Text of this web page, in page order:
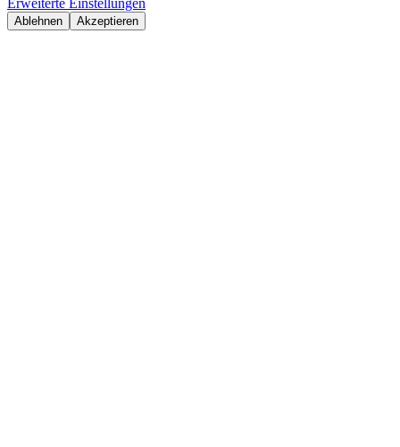
Ablehnen Akzeptieren